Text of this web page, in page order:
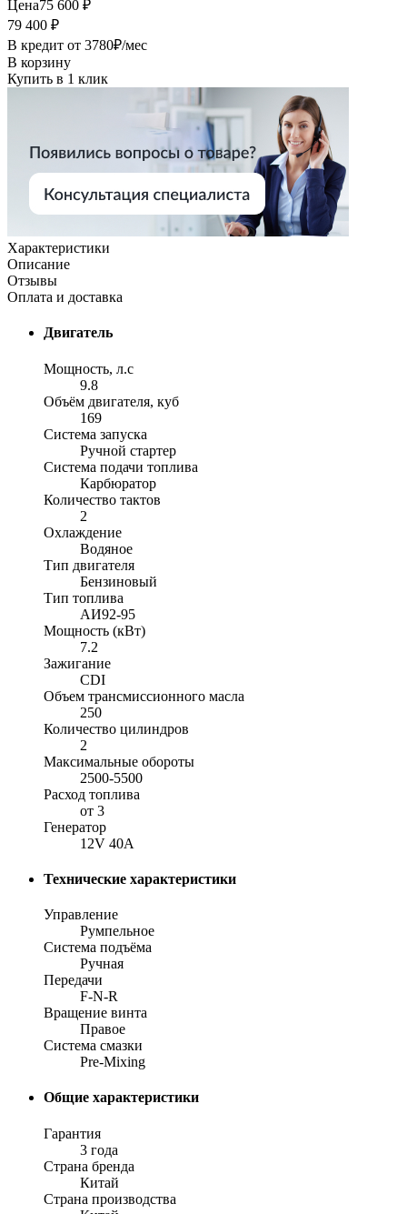
Цена75 600 ₽
79 400 ₽
В кредит от 3780₽/мес
В корзину
Купить в 1 клик
Характеристики
Описание
Отзывы
Оплата и доставка
Двигатель
Мощность, л.с
9.8
Объём двигателя, куб
169
Система запуска
Ручной стартер
Система подачи топлива
Карбюратор
Количество тактов
2
Охлаждение
Водяное
Тип двигателя
Бензиновый
Тип топлива
АИ92-95
Мощность (кВт)
7.2
Зажигание
CDI
Объем трансмиссионного масла
250
Количество цилиндров
2
Максимальные обороты
2500-5500
Расход топлива
от 3
Генератор
12V 40A
Технические характеристики
Управление
Румпельное
Система подъёма
Ручная
Передачи
F-N-R
Вращение винта
Правое
Система смазки
Pre-Mixing
Общие характеристики
Гарантия
3 года
Страна бренда
Китай
Страна производства